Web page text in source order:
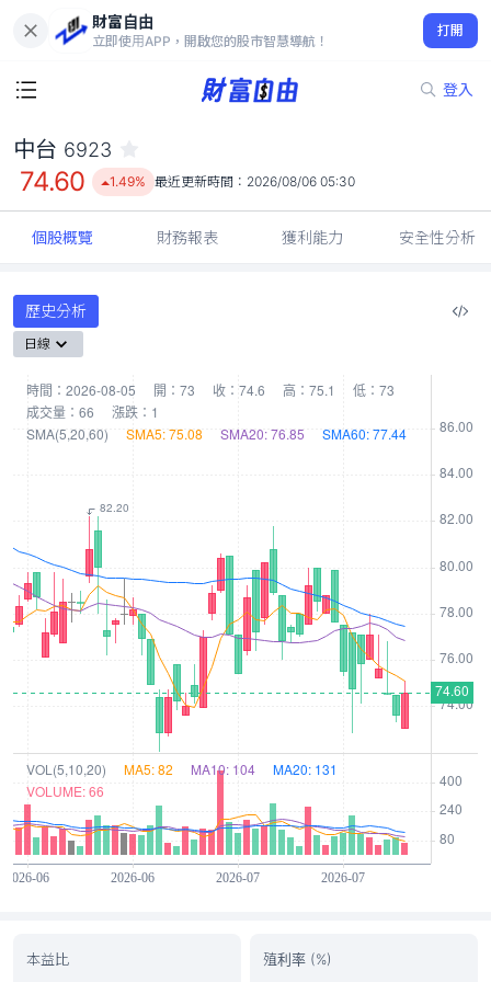
財富自由
立即使用APP，開啟您的股市智慧導航！
打開
登入
74.60
1.49%
中台 6923
74.60 1.49% 最近更新時間： 2026/08/06 05:30
個股概覽 財務報表 獲利能力 安全性分析
歷史分析
日線
本益比 殖利率 (%)